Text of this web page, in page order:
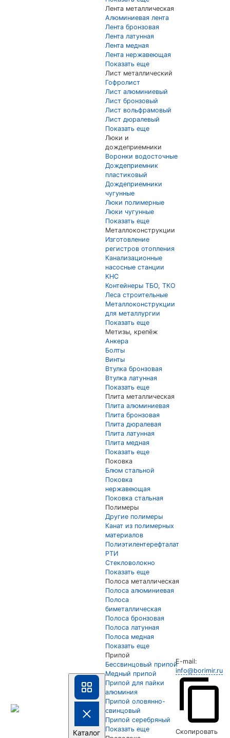
Каталог
Лента металлическая
Алюминиевая лента
Лента бронзовая
Лента латунная
Лента медная
Лента нержавеющая
Показать еще
Лист металлический
Гофролист
Лист алюминиевый
Лист бронзовый
Лист вольфрамовый
Лист дюралевый
Показать еще
Люки и
дождеприемники
Воронки водосточные
Дождеприемник
пластиковый
Дождеприемники
чугунные
Люки полимерные
Люки чугунные
Показать еще
Металлоконструкции
Изготовление
регистров отопления
Канализационные
насосные станции
КНС
Контейнеры ТБО, ТКО
Леса строительные
Металлоконструкции
для металлургии
Показать еще
Метизы, крепёж
Анкера
Болты
Винты
Втулка бронзовая
Втулка латунная
Показать еще
Плита металлическая
Плита алюминиевая
Плита бронзовая
Плита дюралевая
Плита латунная
Плита медная
Показать еще
Поковка
Блюм стальной
Поковка
нержавеющая
Поковка стальная
Полимеры
Другие полимеры
Канат из полимерных
материалов
Полиэтилентерефталат
РТИ
Стекловолокно
Показать еще
Полоса металлическая
Полоса алюминиевая
Полоса
биметаллическая
Полоса бронзовая
Полоса латунная
Полоса медная
Показать еще
Припой
Бессвинцовый припой
Медный припой
Припой для пайки
алюминия
Припой оловянно-
свинцовый
Припой серебряный
Показать еще
E-mail:
info@borimir.ru
Скопировать